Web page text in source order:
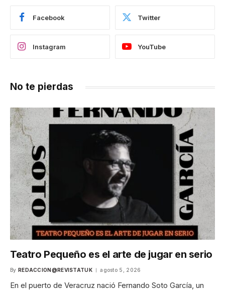
Facebook Twitter
Instagram YouTube
No te pierdas
Teatro Pequeño es el arte de jugar en serio
By REDACCION@REVISTATUK agosto 5, 2026
En el puerto de Veracruz nació Fernando Soto García, un